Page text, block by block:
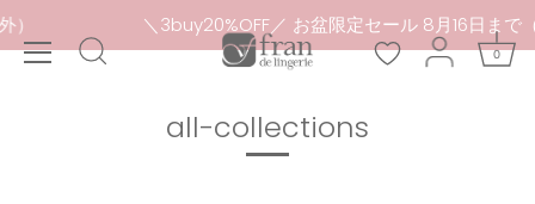
本
文
＼3buy20%OFF／ お盆限定セール 8月16日まで（セ
0
all-collections